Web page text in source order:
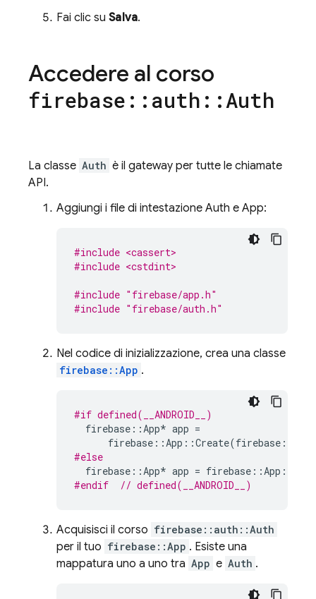
Fai clic su Salva.
Accedere al corso
firebase :: auth ::Auth
La classe Auth è il gateway per tutte le chiamate
API.
Aggiungi i file di intestazione Auth e App:
#include <cassert>
#include <cstdint>
#include "firebase/app.h"
#include "firebase/auth.h"
Nel codice di inizializzazione, crea una classe
firebase::App .
#if defined(__ANDROID__)
firebase ::App* app =
firebase ::App ::Create(firebase ::
#else
firebase ::App* app = firebase ::App ::
#endif
// defined(__ANDROID__)
Acquisisci il corso firebase::auth::Auth
per il tuo firebase::App . Esiste una
mappatura uno a uno tra App e Auth .